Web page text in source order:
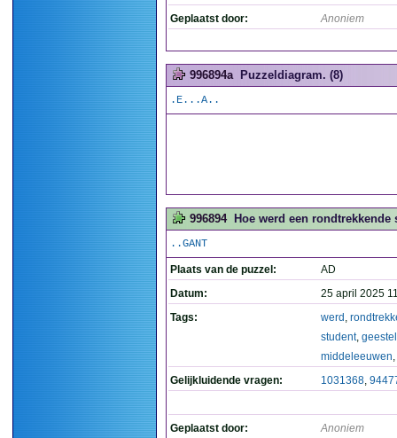
Geplaatst door: Anoniem
996894a Puzzeldiagram. (8)
.E...A..
996894 Hoe werd een
..GANT
Plaats van de puzzel:
AD
Datum:
25 april 2025
Tags:
werd ,
student,
middeleeuwen,
Gelijkluidende vragen:
1031368,
Geplaatst door: Anoniem